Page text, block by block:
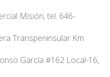
Misión, tel. 646-
Transpeninsular Km
García #162 Local-16,